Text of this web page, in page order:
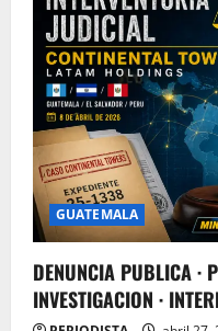
GUATEMALA
DENUNCIA PUBLICA ·
INVESTIGACION ·